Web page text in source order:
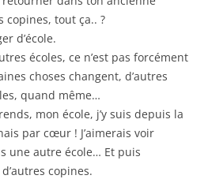
copines, tout ça.. ?
d’école.
écoles, ce n’est pas forcément
choses changent, d’autres
quand même…
mon école, j’y suis depuis la
par cœur ! J’aimerais voir
une autre école… Et puis
copines.